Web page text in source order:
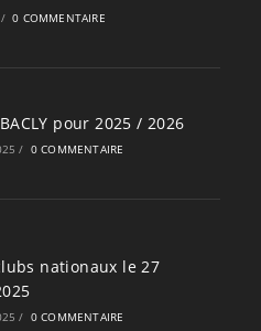
/ 0 COMMENTAIRE
pour 2025 / 2026
/ 0 COMMENTAIRE
nationaux le 27
/ 0 COMMENTAIRE